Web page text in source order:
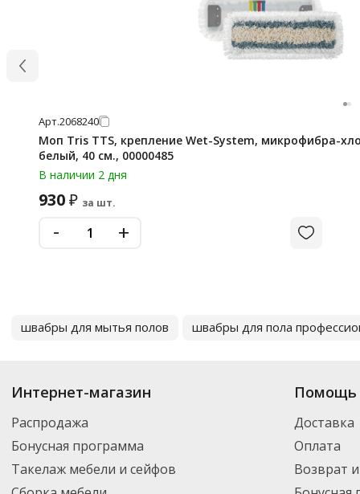
Арт.2068240
Моп Tris TTS, крепление Wet-System, микрофибра-хлопок-полиэстер, зелёно-
белый, 40 см., 00000485
В наличии 2 дня
930₽ за шт.
- +
швабры для мытья полов швабры для пола
Интернет-магазин
Распродажа
Бонусная программа
Такелаж мебели и сейфов
Помощь
Доставка
Оплата
Возврат